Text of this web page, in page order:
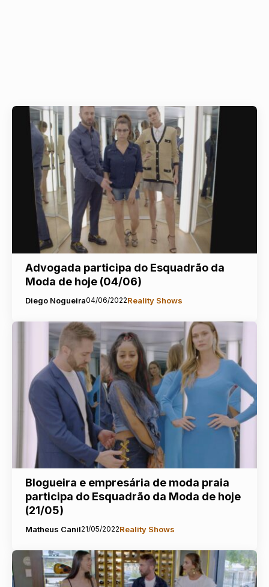
Advogada participa do Esquadrão da
Moda de hoje (04/06)
Diego Nogueira04/06/2022Reality Shows
Blogueira e empresária de moda praia
participa do Esquadrão da Moda de hoje
(21/05)
Matheus Canil21/05/2022Reality Shows